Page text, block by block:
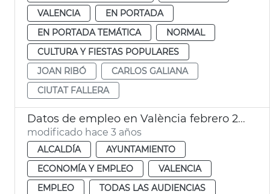
VALENCIA
EN PORTADA
EN PORTADA TEMÁTICA
NORMAL
CULTURA Y FIESTAS POPULARES
JOAN RIBÓ
CARLOS GALIANA
CIUTAT FALLERA
Datos de empleo en València febrero 2023
modificado hace 3 años
ALCALDÍA
AYUNTAMIENTO
ECONOMÍA Y EMPLEO
VALENCIA
EMPLEO
TODAS LAS AUDIENCIAS